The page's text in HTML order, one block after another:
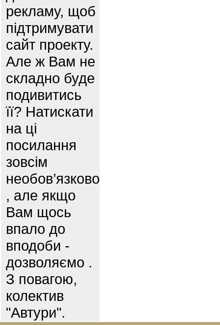
рекламу, щоб
підтримувати
сайт проекту.
Але ж Вам не
складно буде
подивитись
її? Натискати
на ці
посилання
зовсім
необов’язково
, але якщо
Вам щось
впало до
вподоби -
дозволяємо .
З повагою,
колектив
"Автури".